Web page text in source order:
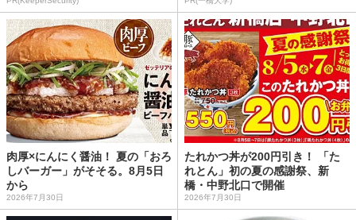
肉厚×にんにく醤油！ 夏の「おろ
しバーガー」がそそる。8月5日
から
2026年7月30日
たれかつ丼が200円引き！ 「た
れとん」初の夏の感謝祭、新
橋・中野北口で開催
2026年7月30日